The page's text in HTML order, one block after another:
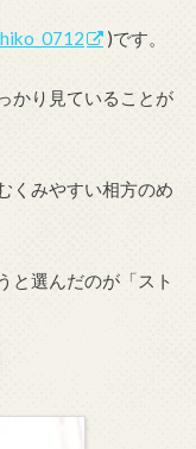
)です。
かり見ていることが
くみやすい相方のめ
と選んだのが「スト